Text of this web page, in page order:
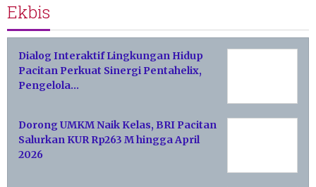
Ekbis
Dialog Interaktif Lingkungan Hidup
Pacitan Perkuat Sinergi Pentahelix,
Pengelola…
Dorong UMKM Naik Kelas, BRI Pacitan
Salurkan KUR Rp263 M hingga April
2026